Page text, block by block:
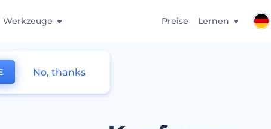
Werkzeuge Preise Lernen
No, thanks